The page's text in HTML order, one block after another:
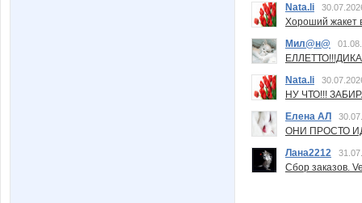
Nata.li
Хороший жакет
Мил@н@
Nata.li
НУ ЧТО!!!
Елена АЛ
ОНИ ПРОСТО
Лана2212
Сбор заказов.